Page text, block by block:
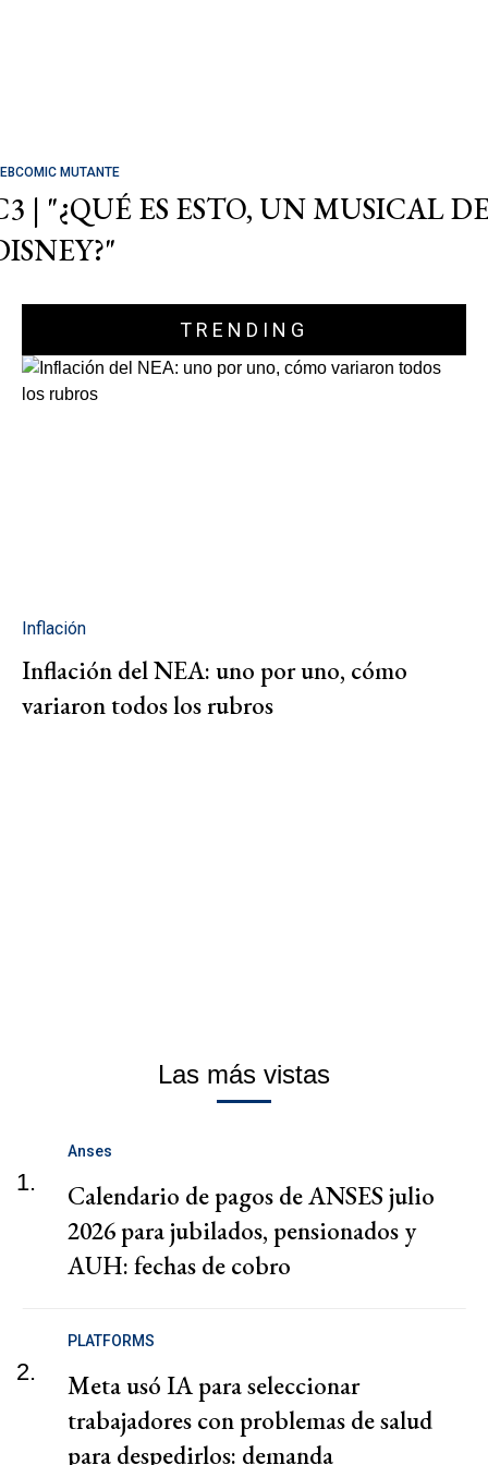
MUTANTE
| "¿QUÉ ES ESTO, UN MUSICAL
TRENDING
Inflación
Inflación del NEA: uno por uno, cómo
variaron todos los rubros
Las más vistas
1.
Anses
Calendario de pagos de ANSES julio
2026 para jubilados, pensionados y
AUH: fechas de cobro
2.
PLATFORMS
Meta usó IA para seleccionar
trabajadores con problemas de salud
para despedirlos: demanda